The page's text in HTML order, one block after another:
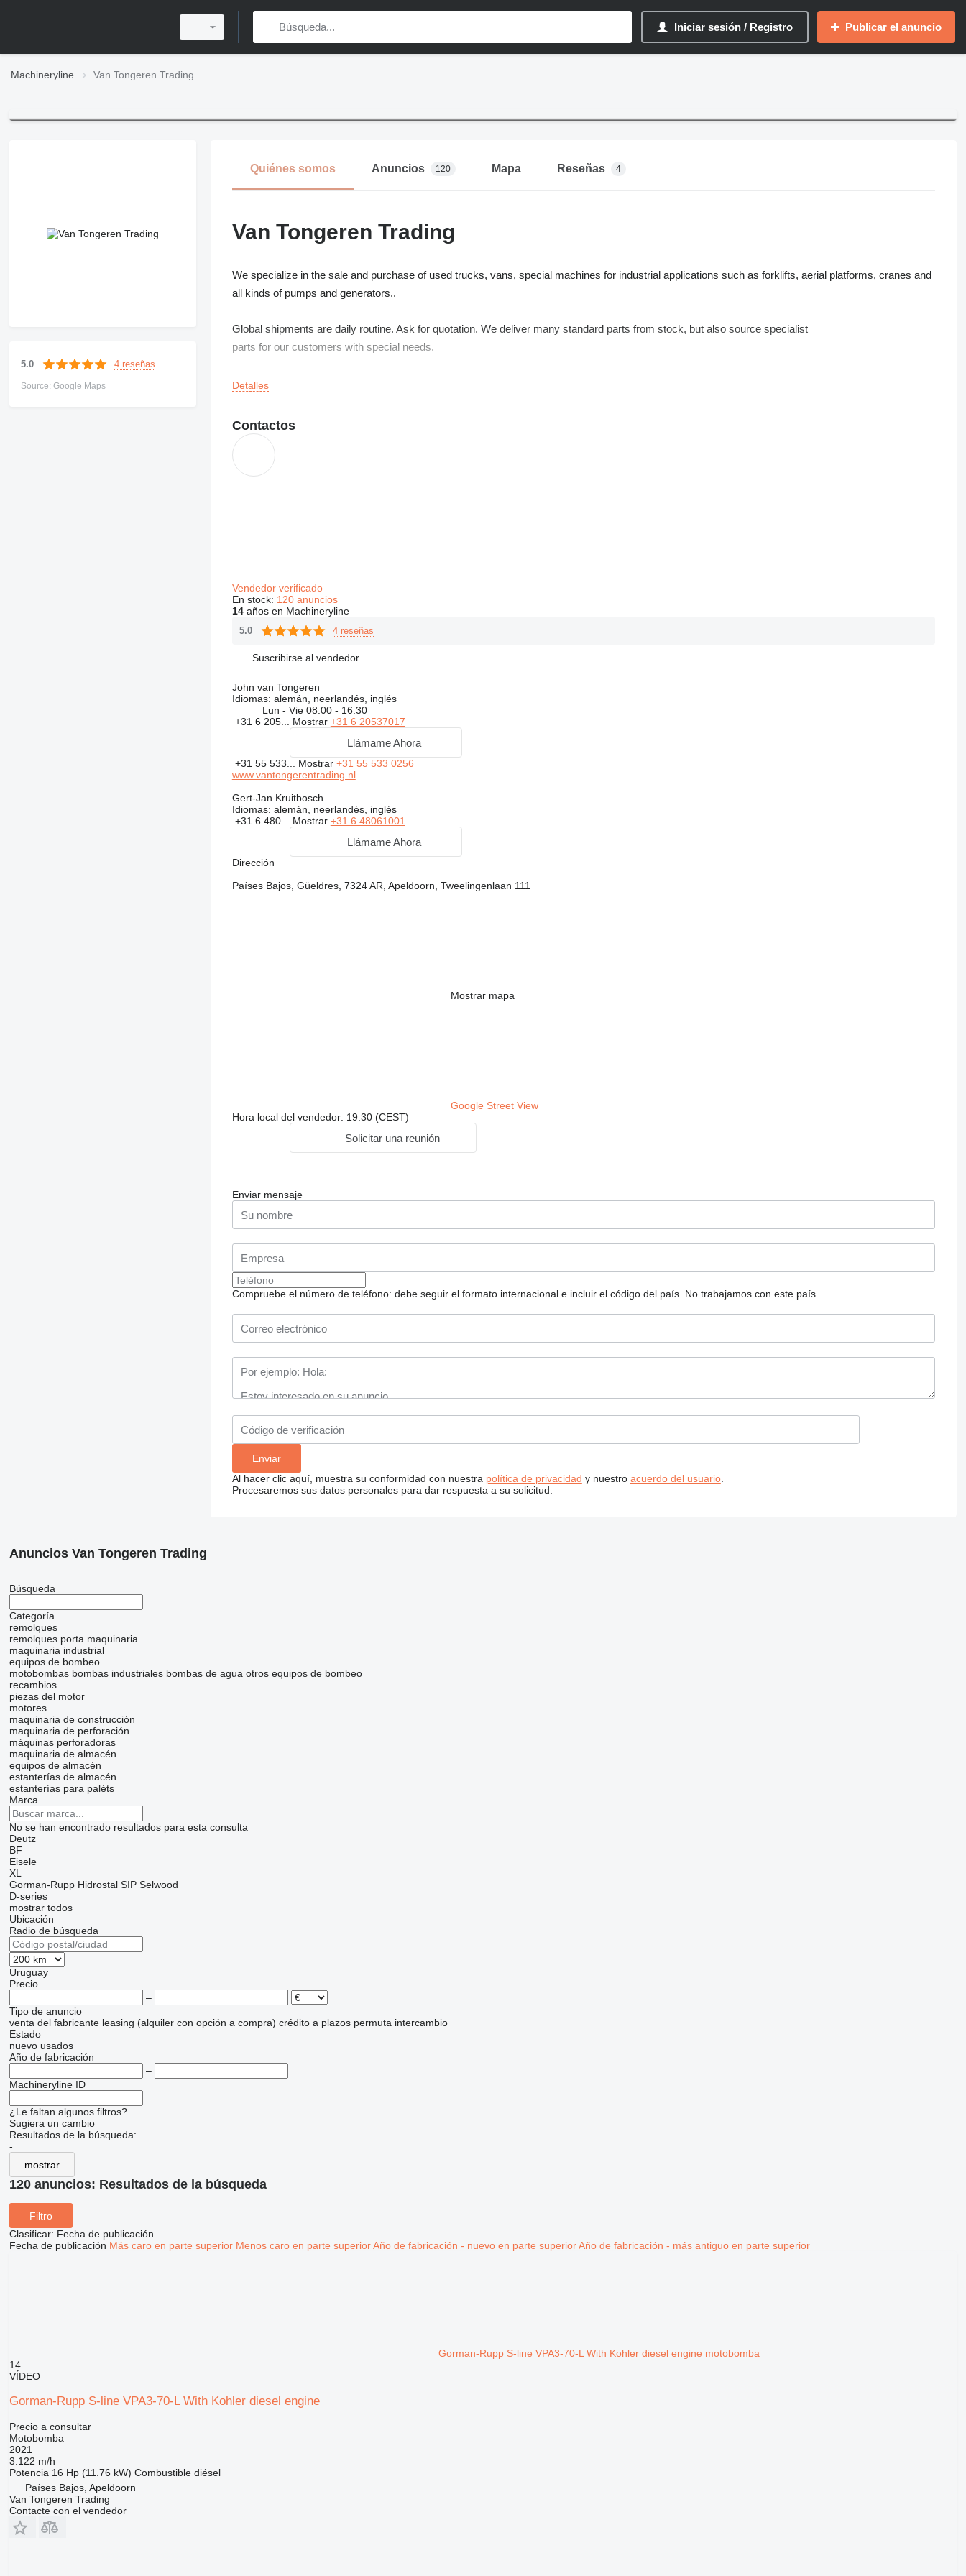
Iniciar sesión / Registro Publicar el anuncio
Machineryline Van Tongeren Trading
5.0 4 reseñas
Source: Google Maps
Quiénes somos Anuncios 120 Mapa Reseñas 4
Van Tongeren Trading
We specialize in the sale and purchase of used trucks, vans, special machines for industrial applications such as forklifts, aerial platforms, cranes and
all kinds of pumps and generators..
Global shipments are daily routine. Ask for quotation. We deliver many standard parts from stock, but also source specialist
parts for our customers with special needs.
We can deliver cars or machinery at competitive rates with corporate logos and advertising. With our extensive experience we
Detalles
Contactos
Vendedor verificado
En stock: 120 anuncios
14años en Machineryline
5.0 4 reseñas
Suscribirse al vendedor
John van Tongeren
Idiomas: alemán, neerlandés, inglés
Lun - Vie 08:00 - 16:30
+31 6 205... Mostrar +31 6 20537017
Llámame Ahora
+31 55 533... Mostrar +31 55 533 0256
www.vantongerentrading.nl
Gert-Jan Kruitbosch
Idiomas: alemán, neerlandés, inglés
+31 6 480... Mostrar +31 6 48061001
Llámame Ahora
Dirección
Países Bajos, Güeldres, 7324 AR, Apeldoorn, Tweelingenlaan 111
Mostrar mapa
Google Street View
Hora local del vendedor: 19:30 (CEST)
Solicitar una reunión
Enviar mensaje
Compruebe el número de teléfono: debe seguir el formato internacional e incluir el código del país. No trabajamos con este país
Al hacer clic aquí, muestra su conformidad con nuestra política de privacidad y nuestro acuerdo del usuario.
Procesaremos sus datos personales para dar respuesta a su solicitud.
Anuncios Van Tongeren Trading
Búsqueda
Categoría
remolques
remolques porta maquinaria
maquinaria industrial
equipos de bombeo
motobombas bombas industriales bombas de agua otros equipos de bombeo
recambios
piezas del motor
motores
maquinaria de construcción
maquinaria de perforación
máquinas perforadoras
maquinaria de almacén
equipos de almacén
estanterías de almacén
estanterías para paléts
Marca
No se han encontrado resultados para esta consulta
Deutz
BF
Eisele
XL
Gorman-Rupp Hidrostal SIP Selwood
D-series
mostrar todos
Ubicación
Radio de búsqueda
Uruguay
Precio
–
Tipo de anuncio
venta del fabricante leasing (alquiler con opción a compra) crédito a plazos permuta intercambio
Estado
nuevo usados
Año de fabricación
–
Machineryline ID
¿Le faltan algunos filtros?
Sugiera un cambio
Resultados de la búsqueda:
-
mostrar
120 anuncios: Resultados de la búsqueda
Filtro
Clasificar: Fecha de publicación
Fecha de publicación Más caro en parte superior Menos caro en parte superior Año de fabricación - nuevo en parte superior Año de fabricación - más antiguo en parte superior
Gorman-Rupp S-line VPA3-70-L With Kohler diesel engine motobomba
14
VÍDEO
Gorman-Rupp S-line VPA3-70-L With Kohler diesel engine
Precio a consultar
Motobomba
2021
3.122 m/h
Potencia 16 Hp (11.76 kW) Combustible diésel
Países Bajos, Apeldoorn
Van Tongeren Trading
Contacte con el vendedor